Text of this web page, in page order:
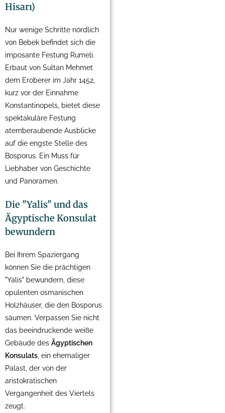
Hisarı)
Nur wenige Schritte nördlich
von Bebek befindet sich die
imposante Festung Rumeli.
Erbaut von Sultan Mehmet
dem Eroberer im Jahr 1452,
kurz vor der Einnahme
Konstantinopels, bietet diese
spektakuläre Festung
atemberaubende Ausblicke
auf die engste Stelle des
Bosporus. Ein Muss für
Liebhaber von Geschichte
und Panoramen.
Die "Yalis" und das
Ägyptische Konsulat
bewundern
Bei Ihrem Spaziergang
können Sie die prächtigen
"Yalis" bewundern, diese
opulenten osmanischen
Holzhäuser, die den Bosporus
säumen. Verpassen Sie nicht
das beeindruckende weiße
Gebäude des Ägyptischen
Konsulats, ein ehemaliger
Palast, der von der
aristokratischen
Vergangenheit des Viertels
zeugt.